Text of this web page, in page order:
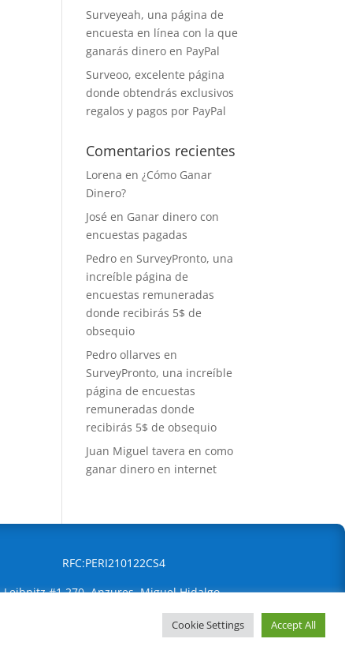
Surveyeah, una página de
encuesta en línea con la que
ganarás dinero en PayPal
Surveoo, excelente página
donde obtendrás exclusivos
regalos y pagos por PayPal
Comentarios recientes
Lorena en¿Cómo Ganar
Dinero?
José en Ganar dinero con
encuestas pagadas
Pedro enSurveyPronto, una
increíble página de
encuestas remuneradas
donde recibirás 5$ de
obsequio
Pedro ollarves en
SurveyPronto, una increíble
página de encuestas
remuneradas donde
recibirás 5$ de obsequio
Juan Miguel tavera encomo
ganar dinero en internet
RFC:PERI210122CS4
Leibnitz #1 270, Anzures, Miguel Hidalgo,
Ciudad de México, 11590
Cookie Settings Accept All